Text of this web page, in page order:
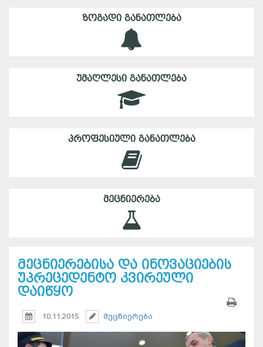
ᲖᲝᲒᲐᲓᲘ ᲒᲐᲜᲐᲗᲚᲔᲑᲐ
ᲣᲛᲐᲦᲚᲔᲡᲘ ᲒᲐᲜᲐᲗᲚᲔᲑᲐ
ᲞᲠᲝᲤᲔᲡᲘᲣᲚᲘ ᲒᲐᲜᲐᲗᲚᲔᲑᲐ
ᲛᲔᲪᲜᲘᲔᲠᲔᲑᲐ
მეცნიერებისა და ინოვაციების
უპრეცედენტო კვირეული
დაიწყო
10.11.2015 მეცნიერება